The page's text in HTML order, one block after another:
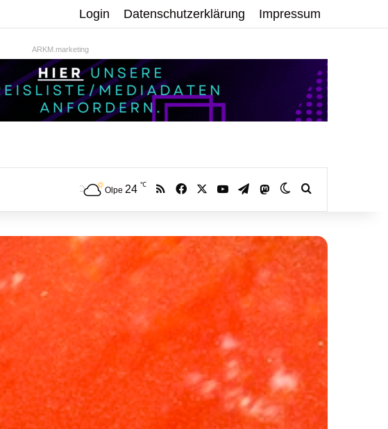
Login Datenschutzerklärung Impressum
ARKM.marketing
Olpe 24 ℃ RSS Facebook YouTubeTelegramMastodonSkin umschalten